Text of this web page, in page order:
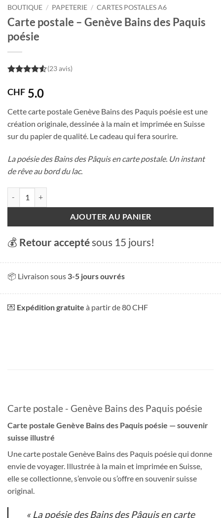
BOUTIQUE / PAPETERIE / CARTES POSTALES A6
Carte postale – Genève Bains des Paquis
poésie
5
(23 avis)
CHF 5.0
Cette carte postale Genève Bains des Paquis poésie est une
création originale, dessinée à la main et imprimée en Suisse
sur du papier de qualité. Le cadeau qui fera sourire.
La poésie des Bains des Pâquis en carte postale. Un instant
de rêve au bord du lac.
AJOUTER AU PANIER
💰 Retour accepté sous 15 jours!
📦 Livraison sous 3-5 jours ouvrés
💌 Expédition gratuite à partir de 80 CHF
Carte postale - Genève Bains des Paquis poésie
Carte postale Genève Bains des Paquis poésie — souvenir
suisse illustré
Une carte postale Genève Bains des Paquis poésie qui donne
envie de voyager. Illustrée à la main et imprimée en Suisse,
elle se collectionne, s’envoie ou s’offre en souvenir suisse
original.
« La poésie des Bains des Pâquis en carte